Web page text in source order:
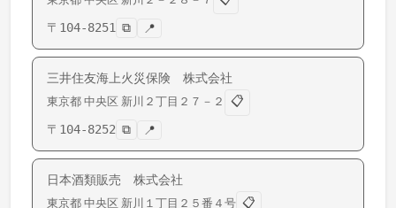
〒 104-8251 ⧉ 📍
三井住友海上火災保険 株式会社
東京都 中央区 新川 ２丁目２７－２
📋
〒 104-8252 ⧉ 📍
日本酒類販売 株式会社
東京都 中央区 新川 １丁目２５番４号 📋